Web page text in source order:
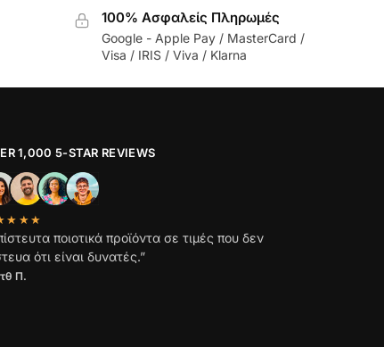
100% Ασφαλείς Πληρωμές
Google - Apple Pay / MasterCard /
Visa / IRIS / Viva / Klarna
1,000 5-STAR REVIEWS
ποιοτικά προϊόντα σε τιμές που δεν
ότι είναι δυνατές.”
Π.